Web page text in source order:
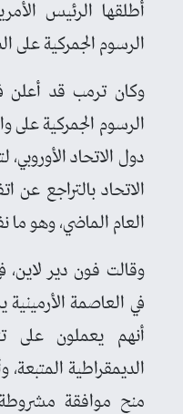
أطلقها الرئيس
الرسوم الجمركية على
وكان ترمب قد أعلن
الرسوم الجمركية على
الاتحاد بالتراجع عن
العام الماضي، وهو ما
وقالت فون دير
في العاصمة الأرمينية
أنهم يعملون على
الديمقراطية المتبعة،
منح موافقة مشروطة